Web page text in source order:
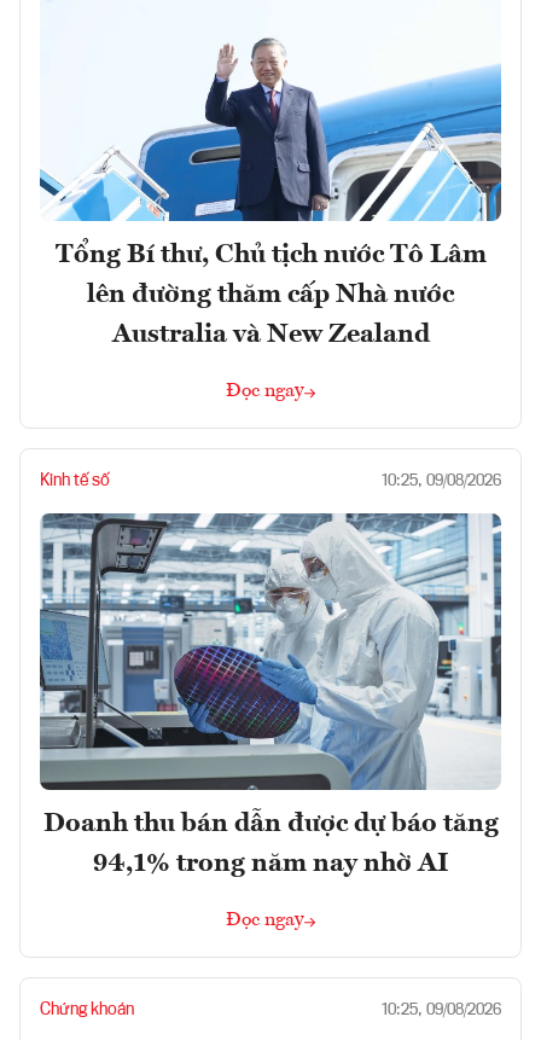
Tổng Bí thư, Chủ tịch nước Tô Lâm
lên đường thăm cấp Nhà nước
Australia và New Zealand
Đọc ngay
Kinh tế số 10:25, 09/08/2026
Doanh thu bán dẫn được dự báo tăng
94,1% trong năm nay nhờ AI
Đọc ngay
Chứng khoán 10:25, 09/08/2026